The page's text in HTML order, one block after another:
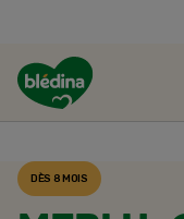
ACCUEIL
DÈS 8 MOIS